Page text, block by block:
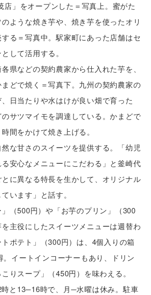
店」をオープンした＝写真上。蜜がた
ような焼き芋や、焼き芋を使ったオリ
る＝写真中。駅家町にあった店舗はセ
して活用する。
県などの契約農家から仕入れた芋を、
どで焼く＝写真下。九州の契約農家の
日当たりや水はけが良い畑で育った
のサツマイモを調達している。かまどで
間をかけて焼き上げる。
な甘さのスイーツを提供する。「幼児
安心なメニューにこだわる」と釜崎代
に異なる特長を生かして、オリジナル
います」と話す。
」（500円）や「お芋のプリン」（300
主役にしたスイーツメニューは週替わ
ポテト」（300円）は、4個入りの箱
。イートインコーナーもあり、ドリン
りスープ」（450円）を味わえる。
と13─16時で、月─水曜は休み。駐車